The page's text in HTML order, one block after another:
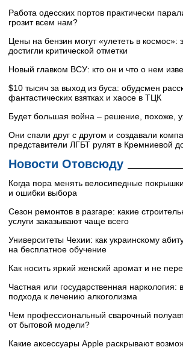
Работа одесских портов практически
грозит всем нам?
Цены на бензин могут «улететь в космос»:
достигли критической отметки
Новый главком ВСУ: кто он и что о нем
$10 тысяч за выход из буса: обудсмен
фантастических взятках и хаосе в ТЦК
Будет большая война – решение, похоже,
Они спали друг с другом и создавали
представители ЛГБТ рулят в Кремниевой
Новости Отовсюду
Когда пора менять велосипедные
и ошибки выбора
Сезон ремонтов в разгаре: какие
услуги заказывают чаще всего
Университеты Чехии: как украинскому
на бесплатное обучение
Как носить яркий женский аромат и не
Частная или государственная наркология:
подхода к лечению алкоголизма
Чем профессиональный сварочный
от бытовой модели?
Какие аксессуары Apple раскрывают